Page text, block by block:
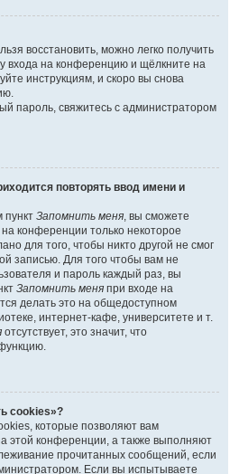
восстановить, можно легко получить
входа на конференцию и щёлкните на
инструкциям, и скоро вы снова
пароль, свяжитесь с администратором
повторять ввод имени и
пункт Запомнить меня, вы сможете
конференции только некоторое
для того, чтобы никто другой не смог
записью. Для того чтобы вам не
и пароль каждый раз, вы
Запомнить меня при входе на
делать это на общедоступном
интернет-кафе, университете и т.
отсутствует, это значит, что
cookies»?
которые позволяют вам
этой конференции, а также выполняют
прочитанных сообщений, если
Если вы испытываете